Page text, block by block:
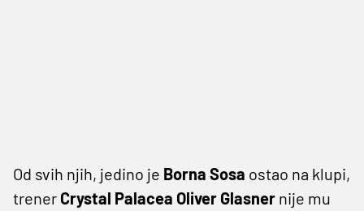
Od svih njih, jedino je Borna Sosa ostao na klupi,
trener Crystal Palacea Oliver Glasner nije mu